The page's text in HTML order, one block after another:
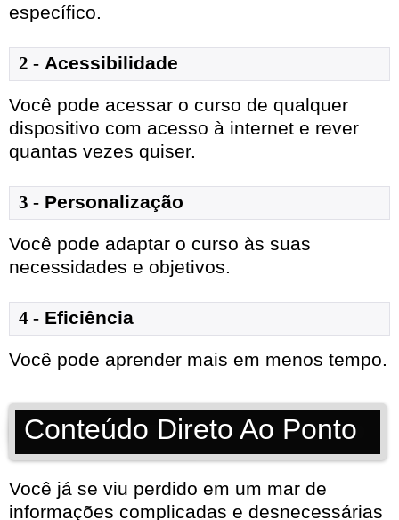
específico.
2 - Acessibilidade
Você pode acessar o curso de qualquer
dispositivo com acesso à internet e rever
quantas vezes quiser.
3 - Personalização
Você pode adaptar o curso às suas
necessidades e objetivos.
4 - Eficiência
Você pode aprender mais em menos tempo.
Conteúdo Direto Ao Ponto
Você já se viu perdido em um mar de
informações complicadas e desnecessárias